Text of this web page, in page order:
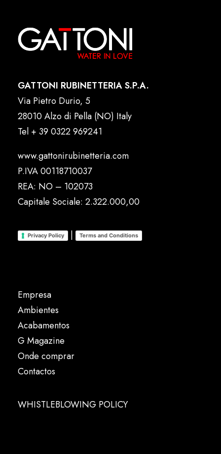
GATTONI RUBINETTERIA S.P.A.
Via Pietro Durio, 5
28010 Alzo di Pella (NO) Italy
Tel + 39 0322 969241
www.gattonirubinetteria.com
P.IVA 00118710037
REA: NO – 102073
Capitale Sociale: 2.322.000,00
Privacy Policy | Terms and Conditions
Empresa
Ambientes
Acabamentos
G Magazine
Onde comprar
Contactos
WHISTLEBLOWING POLICY